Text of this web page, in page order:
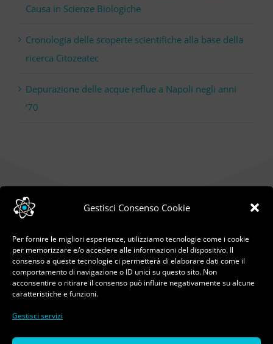
Gestisci Consenso Cookie
Per fornire le migliori esperienze, utilizziamo tecnologie come i cookie
per memorizzare e/o accedere alle informazioni del dispositivo. Il
consenso a queste tecnologie ci permetterà di elaborare dati come il
comportamento di navigazione o ID unici su questo sito. Non
acconsentire o ritirare il consenso può influire negativamente su alcune
caratteristiche e funzioni.
Gestisci servizi
Causa in Scienze Biologiche
Cronologia delle scoperte scientifiche alla base della
ricerca Citozeatec
Depurazione delle acque reflue a Napoli negli anni
‘70